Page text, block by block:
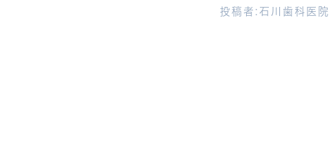
投稿者: 石川歯科医院